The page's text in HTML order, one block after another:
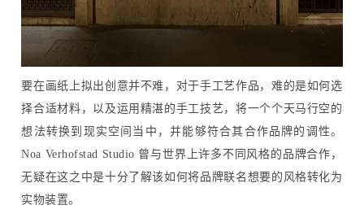
要在画纸上拟出创意并不难，对于手工艺作品，难的是如何选
择合适材料，以及运用精湛的手工技艺，将一个个天马行空的
想法转换到现实空间当中，并能够符合其合作品牌的调性。
Noa Verhofstad Studio 曾与世界上许多不同风格的品牌合作，
无疑在这之中是十分了解该如何将品牌联名想要的风格转化为
实物装置。